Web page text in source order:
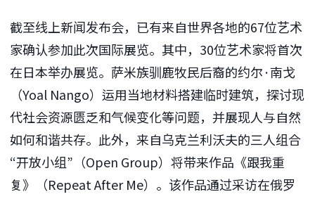
截至线上新闻发布会，已有来自世界各地的67位艺术
家确认参加此次国际展览。其中，30位艺术家将首次
在日本举办展览。萨米族驯鹿牧民后裔的约尔·南戈
（Yoal Nango）运用当地材料搭建临时建筑，探讨现
代社会资源匮乏和气候变化等问题，并展现人与自然
如何和谐共存。此外，来自乌克兰利沃夫的三人组合
“开放小组”（Open Group）将带来作品《跟我重
复》（Repeat After Me）。该作品通过采访在俄罗